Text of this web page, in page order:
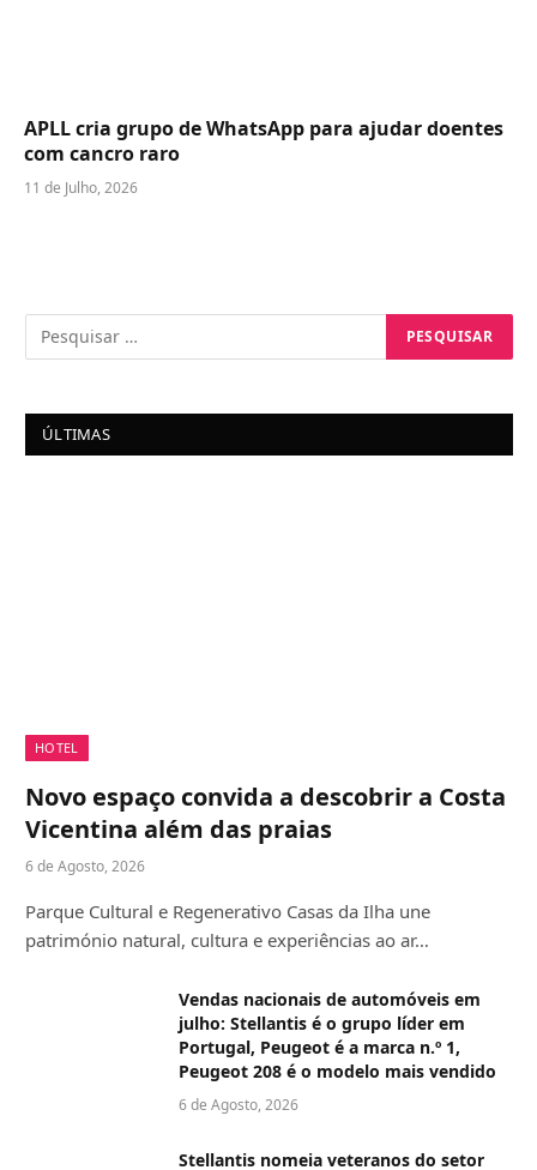
APLL cria grupo de WhatsApp para ajudar doentes
com cancro raro
11 de Julho, 2026
ÚLTIMAS
HOTEL
Novo espaço convida a descobrir a Costa
Vicentina além das praias
6 de Agosto, 2026
Parque Cultural e Regenerativo Casas da Ilha une
património natural, cultura e experiências ao ar…
Vendas nacionais de automóveis em
julho: Stellantis é o grupo líder em
Portugal, Peugeot é a marca n.º 1,
Peugeot 208 é o modelo mais vendido
6 de Agosto, 2026
Stellantis nomeia veteranos do setor